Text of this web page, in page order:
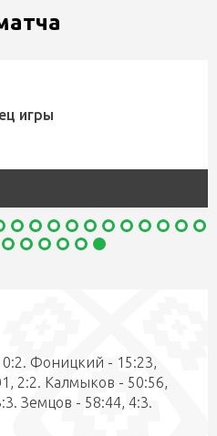
игры
Фоницкий - 15:23,
2:2. Калмыков - 50:56,
Земцов - 58:44, 4:3.